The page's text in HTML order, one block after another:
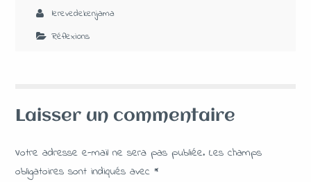
lerevedekenjama
Réflexions
Laisser un commentaire
Votre adresse e-mail ne sera pas publiée. Les champs
obligatoires sont indiqués avec*